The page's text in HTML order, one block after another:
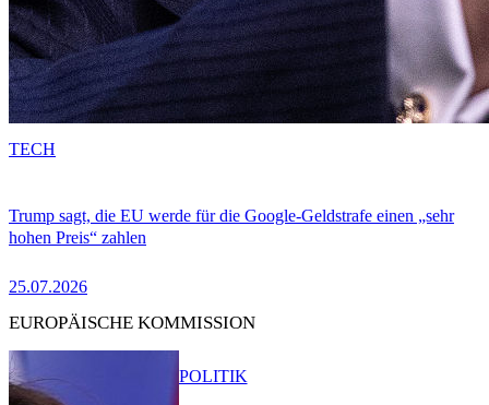
Trump sagt, die EU werde für die Google-Geldstrafe einen „sehr
hohen Preis“ zahlen
25.07.2026
TECH
EUROPÄISCHE KOMMISSION
POLITIK